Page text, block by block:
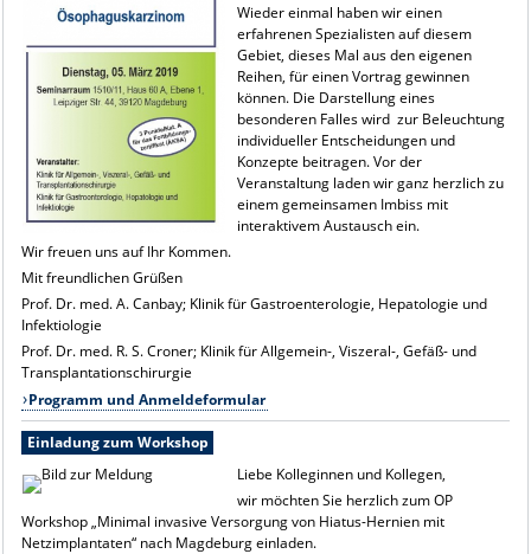
Wieder einmal haben wir einen
erfahrenen Spezialisten auf diesem
Gebiet, dieses Mal aus den eigenen
Reihen, für einen Vortrag gewinnen
können. Die Darstellung eines
besonderen Falles wird zur Beleuchtung
individueller Entscheidungen und
Konzepte beitragen. Vor der
Veranstaltung laden wir ganz herzlich zu
einem gemeinsamen Imbiss mit
interaktivem Austausch ein.
Wir freuen uns auf Ihr Kommen.
Mit freundlichen Grüßen
Prof. Dr. med. A. Canbay; Klinik für Gastroenterologie, Hepatologie und
Infektiologie
Prof. Dr. med. R. S. Croner; Klinik für Allgemein-, Viszeral-, Gefäß- und
Transplantationschirurgie
Programm und Anmeldeformular
Einladung zum Workshop
Liebe Kolleginnen und Kollegen,
wir möchten Sie herzlich zum OP
Workshop „Minimal invasive Versorgung von Hiatus-Hernien mit
Netzimplantaten“ nach Magdeburg einladen.